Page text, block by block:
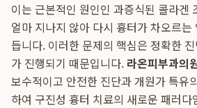
이는 근본적인 원인인 과증식된 콜라겐
얼마 지나지 않아 다시 흉터가 차오르
듭니다. 이러한 문제의 핵심은 정확한
가 진행되기 때문입니다. 라온피부과의
보수적이고 안전한 진단과 개원가 특유
하여 구진성 흉터 치료의 새로운 패러